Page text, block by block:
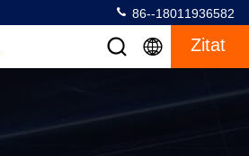
86--18011936582
Zitat